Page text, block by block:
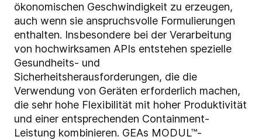
ökonomischen Geschwindigkeit zu erzeugen,
auch wenn sie anspruchsvolle Formulierungen
enthalten. Insbesondere bei der Verarbeitung
von hochwirksamen APIs entstehen spezielle
Gesundheits- und
Sicherheitsherausforderungen, die die
Verwendung von Geräten erforderlich machen,
die sehr hohe Flexibilität mit hoher Produktivität
und einer entsprechenden Containment-
Leistung kombinieren. GEAs MODUL™-